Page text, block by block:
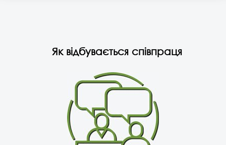
Як відбувається співпраця